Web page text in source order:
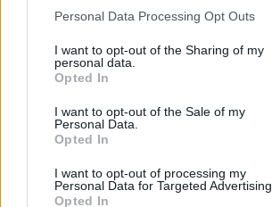
Personal Data Processing Opt Outs
I want to opt-out of the Sharing of my
personal data.
Opted In
I want to opt-out of the Sale of my
Personal Data.
Opted In
I want to opt-out of processing my
Personal Data for Targeted Advertising.
Opted In